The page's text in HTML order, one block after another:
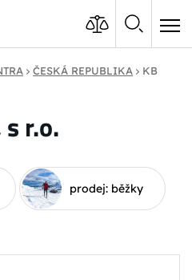
ČESKÁ REPUBLIKA
KB
s r.o.
prodej: běžky